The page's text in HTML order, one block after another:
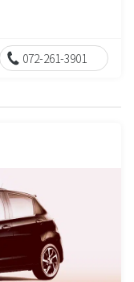
072-261-3901